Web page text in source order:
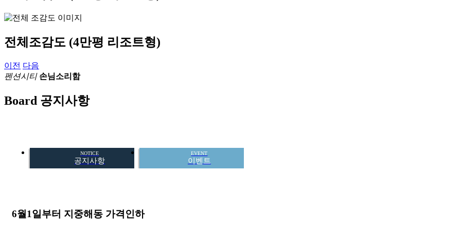
전체조감도 (4만평 리조트형)
이전 다음
펜션시티 손님소리함
Board 공지사항
NOTICE
공지사항
EVENT
이벤트
6월1일부터 지중해동 가격인하